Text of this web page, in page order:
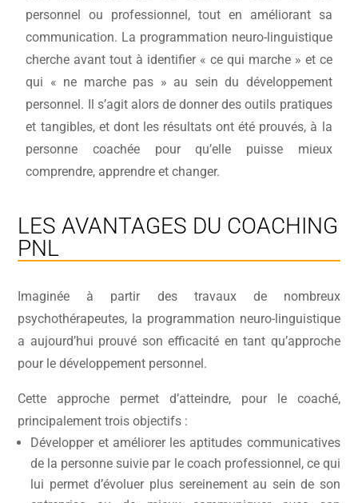
personnel ou professionnel, tout en améliorant sa
communication. La programmation neuro-linguistique
cherche avant tout à identifier « ce qui marche » et ce
qui « ne marche pas » au sein du développement
personnel. Il s’agit alors de donner des outils pratiques
et tangibles, et dont les résultats ont été prouvés, à la
personne coachée pour qu’elle puisse mieux
comprendre, apprendre et changer.
LES AVANTAGES DU COACHING
PNL
Imaginée à partir des travaux de nombreux
psychothérapeutes, la programmation neuro-linguistique
a aujourd’hui prouvé son efficacité en tant qu’approche
pour le développement personnel.
Cette approche permet d’atteindre, pour le coaché,
principalement trois objectifs :
Développer et améliorer les aptitudes communicatives
de la personne suivie par le coach professionnel, ce qui
lui permet d’évoluer plus sereinement au sein de son